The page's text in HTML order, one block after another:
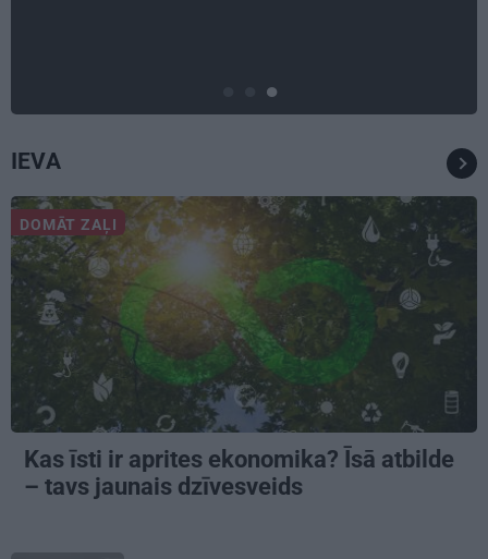
IEVA
DOMĀT ZAĻI
Kas īsti ir aprites ekonomika? Īsā atbilde
– tavs jaunais dzīvesveids